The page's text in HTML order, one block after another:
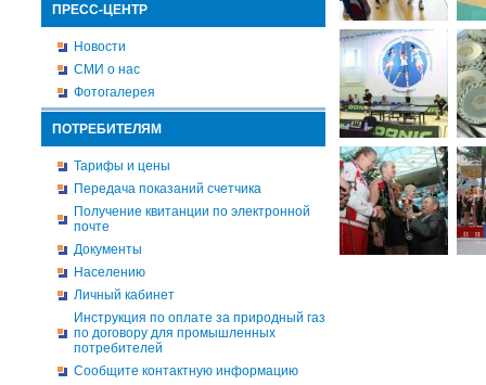
ПРЕСС-ЦЕНТР
Новости
СМИ о нас
Фотогалерея
ПОТРЕБИТЕЛЯМ
Тарифы и цены
Передача показаний счетчика
Получение квитанции по электронной
почте
Документы
Населению
Личный кабинет
Инструкция по оплате за природный газ
по договору для промышленных
потребителей
Сообщите контактную информацию